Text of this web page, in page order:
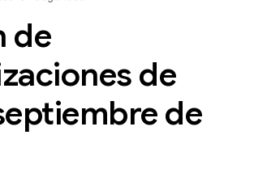
de
de
de